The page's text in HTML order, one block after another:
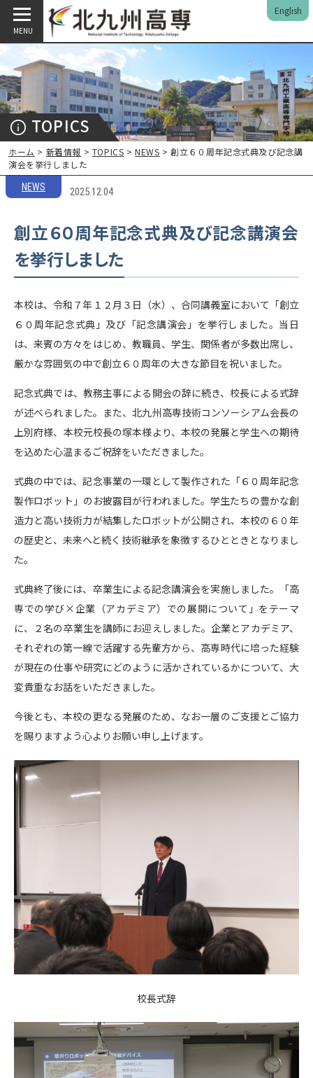
MENU
English
TOPICS
ホーム > 新着情報 > TOPICS >NEWS > 創立６０周年記念式典及び記念講
演会を挙行しました
NEWS 2025.12.04
創立６０周年記念式典及び記念講演会
を挙行しました
本校は、令和７年１２月３日（水）、合同講義室において「創立
６０周年記念式典」及び「記念講演会」を挙行しました。当日
は、来賓の方々をはじめ、教職員、学生、関係者が多数出席し、
厳かな雰囲気の中で創立６０周年の大きな節目を祝いました。
記念式典では、教務主事による開会の辞に続き、校長による式辞
が述べられました。また、北九州高専技術コンソーシアム会長の
上別府様、本校元校長の塚本様より、本校の発展と学生への期待
を込めた心温まるご祝辞をいただきました。
式典の中では、記念事業の一環として製作された「６０周年記念
製作ロボット」のお披露目が行われました。学生たちの豊かな創
造力と高い技術力が結集したロボットが公開され、本校の６０年
の歴史と、未来へと続く技術継承を象徴するひとときとなりまし
た。
式典終了後には、卒業生による記念講演会を実施しました。「高
専での学び×企業（アカデミア）での展開について」をテーマ
に、２名の卒業生を講師にお迎えしました。企業とアカデミア、
それぞれの第一線で活躍する先輩方から、高専時代に培った経験
が現在の仕事や研究にどのように活かされているかについて、大
変貴重なお話をいただきました。
今後とも、本校の更なる発展のため、なお一層のご支援とご協力
を賜りますよう心よりお願い申し上げます。
校長式辞